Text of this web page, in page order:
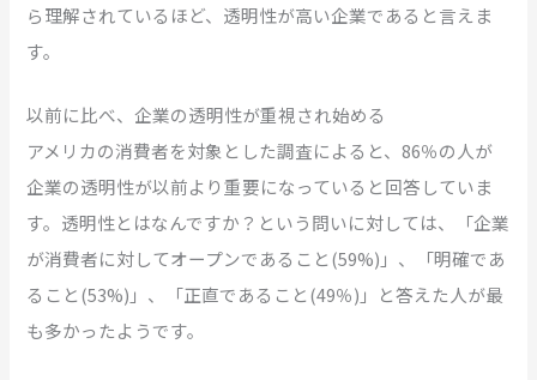
ら理解されているほど、透明性が高い企業であると言えま
す。
以前に比べ、企業の透明性が重視され始める
アメリカの消費者を対象とした調査によると、86％の人が
企業の透明性が以前より重要になっていると回答していま
す。透明性とはなんですか？という問いに対しては、「企業
が消費者に対してオープンであること(59%)」、「明確であ
ること(53%)」、「正直であること(49％)」と答えた人が最
も多かったようです。